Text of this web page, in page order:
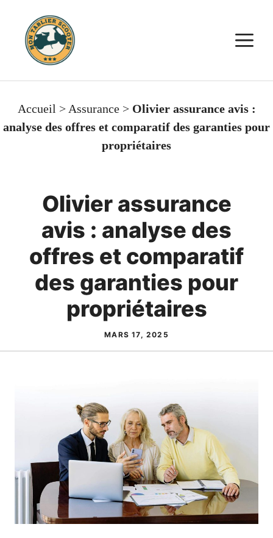
contenu
Accueil > Assurance> Olivier assurance avis :
analyse des offres et comparatif des garanties pour
propriétaires
Olivier assurance
avis : analyse des
offres et comparatif
des garanties pour
propriétaires
MARS 17, 2025